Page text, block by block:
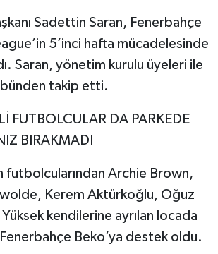
Sadettin Saran, Fenerbahçe
5’inci hafta mücadelesinde
Saran, yönetim kurulu üyeleri ile
takip etti.
FUTBOLCULAR DA PARKEDE
BIRAKMADI
futbolcularından Archie Brown,
Kerem Aktürkoğlu, Oğuz
kendilerine ayrılan locada
Beko’ya destek oldu.